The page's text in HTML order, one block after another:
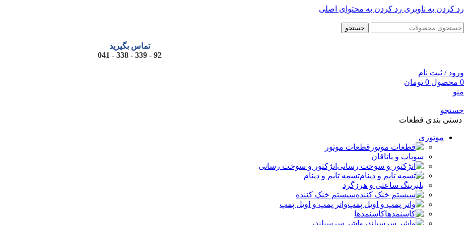
رد کردن به ناوبری رد کردن به محتوای اصلی
جستجو
تماس بگیرید
92 - 339 - 338 - 041
ورود / ثبت نام
0 محصول 0 تومان
منو
جستجو
دستی بندی قطعات
موتوری
قطعات موتور
سوپاپ و یاتاقان
انژکتور و سوخت رسانی
تسمه تایم و دینام
بلبرینگ ساعتی و هرزگرد
سیستم خنک کننده
واتر پمپ و اویل پمپ
کاسنمدها
واشر سرسیلندر